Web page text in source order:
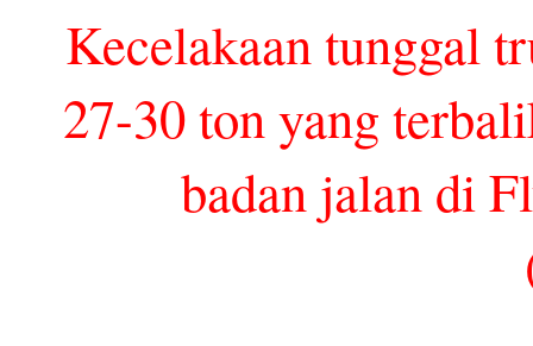
Kecelakaan tunggal
27-30 ton yang
badan jalan di